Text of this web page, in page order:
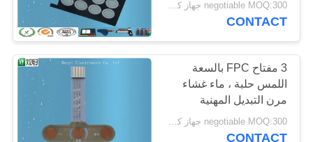
مراقبة
الجودة
اتصل
negotiable MOQ:300 جهاز كمبيوتر شخصى / النظام
CONTACT
3 مفتاح FPC بالسعة
اللمس حلبة ، ماء غشاء
مرن التبديل المهنية
negotiable MOQ:300 جهاز كمبيوتر شخصى / النظام
CONTACT